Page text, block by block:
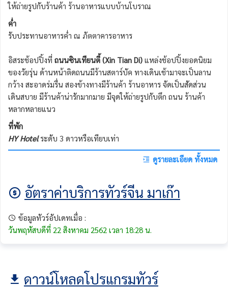
ให้ถ่ายรูปกับร้านค้า ร้านอาหารแบบบ้านโบราณ
ค่ำ
รับประทานอาหารค่ำ ณ ภัตตาคารอาหาร
อิสระช้อปปิ้งที่ ถนนซินเทียนตี้ (Xin Tian Di) แหล่งช้อปปิ้งยอดนิยม
ของวัยรุ่น ด้านหน้าติดถนนมีร้านสตาร์บัค ทางเดินเช้ามาจะเป็นลาน
กว้าง สะอาดร่มรื่น สองข้างทางมีร้านค้า ร้านอาหาร จัดเป็นสัดส่วน
เดินสบาย มีร้านค้าน่ารักมากมาย มีจุดให้ถ่ายรูปกับตึก ถนน ร้านค้า
หลากหลายแนว
ที่พัก
HY Hotelระดับ 3 ดาวหรือเทียบเท่า
ดูรายละเอียด ทั้งหมด
อัตราค่าบริการทัวร์จีน มาเก๊า
ข้อมูลทัวร์อัปเดทเมื่อ :
วันพฤหัสบดีที่ 22 สิงหาคม 2562 เวลา 18:28 น.
ดาวน์โหลดโปรแกรมทัวร์